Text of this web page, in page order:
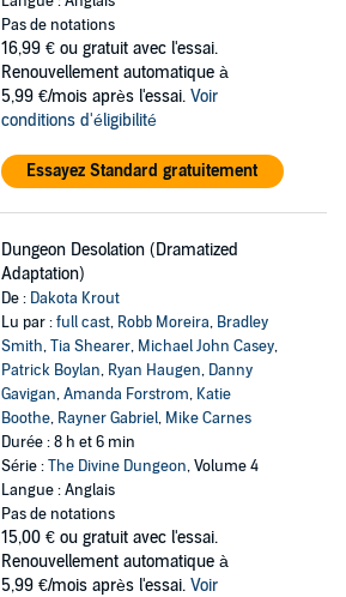
Pas de notations
16,99 € ou gratuit avec l'essai.
Renouvellement automatique à
5,99 €/mois après l'essai. Voir
conditions d'éligibilité
Essayez Standard gratuitement
Dungeon Desolation (Dramatized
Adaptation)
De : Dakota Krout
Lu par :full cast, Robb Moreira, Bradley
Smith,Tia Shearer, Michael John Casey,
Patrick Boylan, Ryan Haugen, Danny
Gavigan,Amanda Forstrom, Katie
Boothe, Rayner Gabriel, Mike Carnes
Durée : 8 h et 6 min
Série :The Divine Dungeon, Volume 4
Langue : Anglais
Pas de notations
15,00 € ou gratuit avec l'essai.
Renouvellement automatique à
5,99 €/mois après l'essai. Voir